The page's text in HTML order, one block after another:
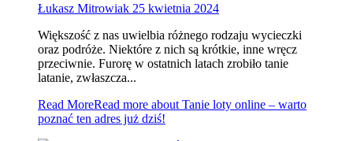
Łukasz Mitrowiak 25 kwietnia 2024
Większość z nas uwielbia różnego rodzaju wycieczki
oraz podróże. Niektóre z nich są krótkie, inne wręcz
przeciwnie. Furorę w ostatnich latach zrobiło tanie
latanie, zwłaszcza...
Read MoreRead more about Tanie loty online – warto
poznać ten adres już dziś!